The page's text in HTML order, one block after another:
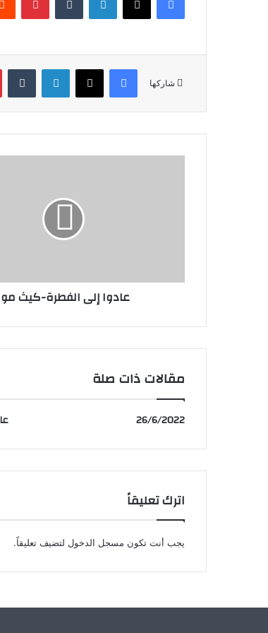
شاركها
فيسبوك لينكدإن
عادوا إلى الفطرة-كيث
مقالات ذات صلة
26/6/2022
اترك تعليقاً
يجب أنت تكون مسجل الدخول لتضيف تعليقاً.